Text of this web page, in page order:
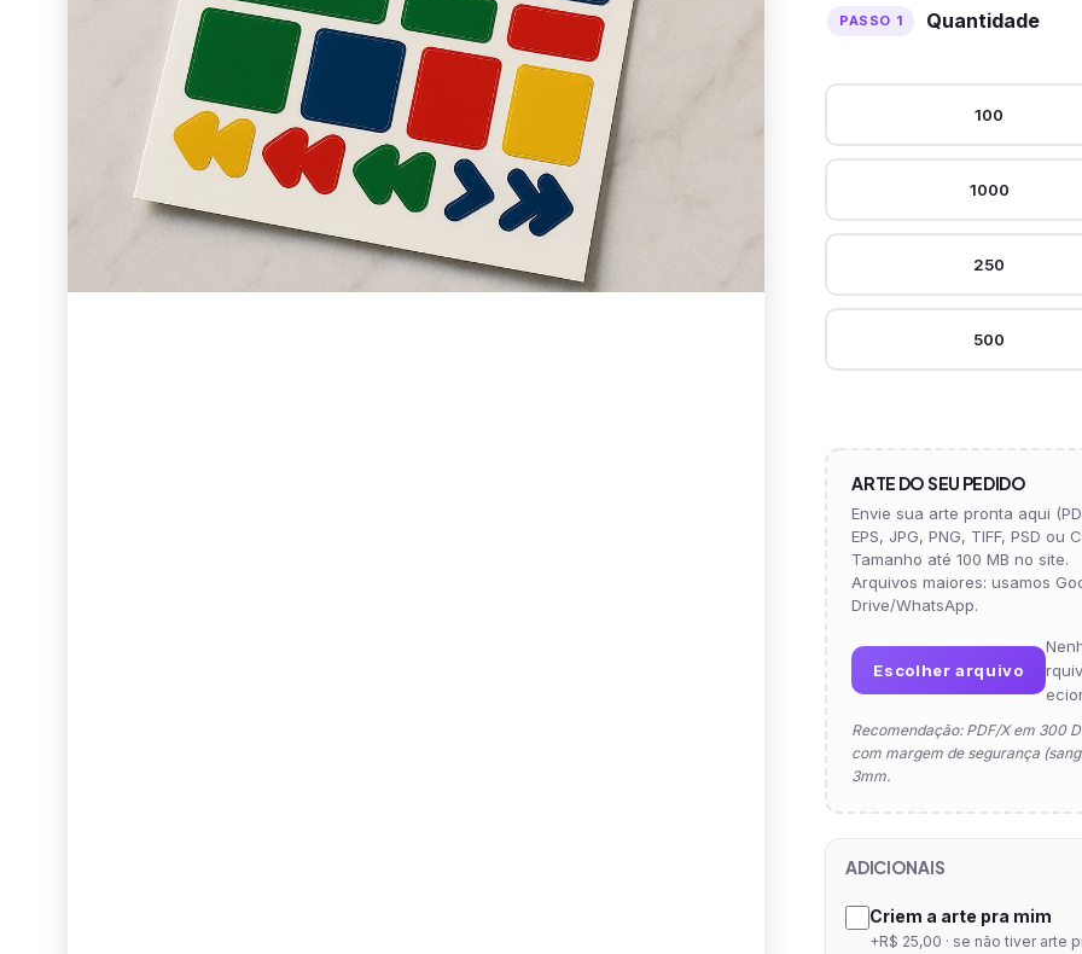
Quantidade
100
1000
250
500
ARTE DO SEU PEDIDO
Envie sua arte pronta aqui
EPS, JPG, PNG, TIFF, PSD ou
Tamanho até 100 MB no site.
Arquivos maiores: usamos
Drive/WhatsApp.
Escolher arquivo
Recomendação: PDF/X em 300
com margem de segurança
3mm.
ADICIONAIS
Criem a arte pra mim
+R$ 25,00 · se não tiver arte